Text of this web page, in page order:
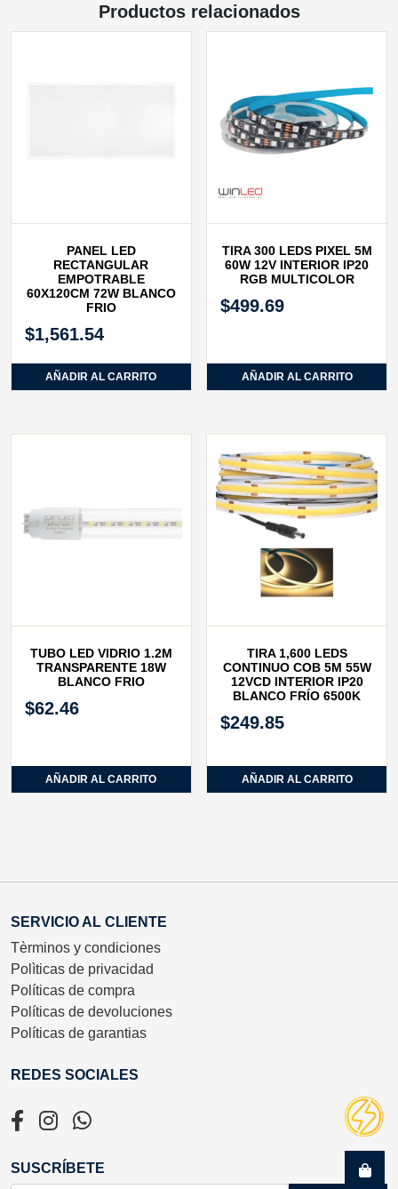
Productos relacionados
PANEL LED
RECTANGULAR
EMPOTRABLE
60X120CM 72W BLANCO
FRIO
$1,561.54
AÑADIR AL CARRITO
TIRA 300 LEDS PIXEL 5M
60W 12V INTERIOR IP20
RGB MULTICOLOR
$499.69
AÑADIR AL CARRITO
TUBO LED VIDRIO 1.2M
TRANSPARENTE 18W
BLANCO FRIO
$62.46
AÑADIR AL CARRITO
TIRA 1,600 LEDS
CONTINUO COB 5M 55W
12VCD INTERIOR IP20
BLANCO FRÍO 6500K
$249.85
AÑADIR AL CARRITO
SERVICIO AL CLIENTE
Tèrminos y condiciones
Polìticas de privacidad
Políticas de compra
Políticas de devoluciones
Políticas de garantias
REDES SOCIALES
SUSCRÍBETE